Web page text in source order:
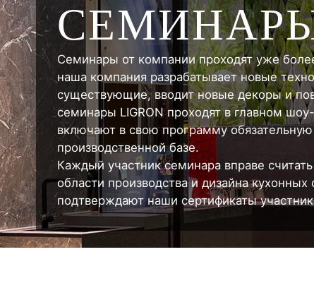
Семинары от компании проходят уже
наша компания разрабатывает новые
существующие, вводит новые декоры и
семинары LIGRON проходят в главном
включают в свою программу
производственной базе.
Каждый участник семинара вправе
области производства и дизайна
подтверждают наши сертификаты